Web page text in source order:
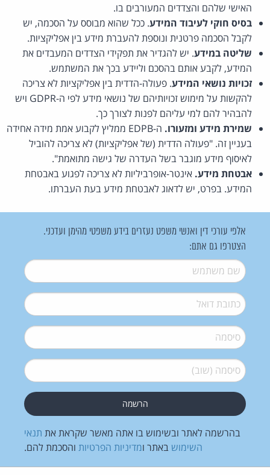
האישי שלהם והצדדים המעורבים בו.
בסיס חוקי לעיבוד המידע. ככל שהוא מבוסס על הסכמה, יש
לקבל הסכמה פרטנית ונוספת להעברת מידע בין אפליקציות.
שליטה במידע. יש להגדיר את תפקידי הצדדים המעבדים את
המידע, לקבע אותם בהסכם וליידע בכך את המשתמש.
זכויות נושאי המידע. פעולה-הדדית בין אפליקציות לא צריכה
להקשות על מימוש זכויותיהם של נושאי מידע לפי ה-GDPR ויש
להבהיר להם למי עליהם לפנות לצורך כך.
שמירת מידע ומזעורו.
ה-EDPB ממליץ לקבוע אמת מידה אחידה
בעניין זה. "פעולה הדדית (של אפליקציות) לא צריכה להוביל
לאיסוף מידע מוגבר בשל העדרה של גישה מתואמת".
אבטחת מידע. אינטר-אופרביליות לא צריכה לפגוע באבטחת
המידע. בפרט, יש לדאוג לאבטחת מידע בעת העברתו.
אלפי עורכי דין ואנשי משפט נעזרים בידע משפטי מהימן ועדכני.
הצטרפו גם אתם:
שם משתמש*
דואל*
סיסמה*
סיסמה (שוב)*
בהרשמה לאתר ובשימוש בו אתה מאשר שקראת את תנאי
השימוש באתר ומדיניות הפרטיות והסכמת להם.